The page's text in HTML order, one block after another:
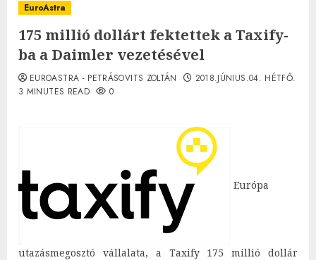
EuroAstra
175 millió dollárt fektettek a Taxify-
ba a Daimler vezetésével
EUROASTRA - PETRÁSOVITS ZOLTÁN
2018.JÚNIUS.04. HÉTFŐ.
3 MINUTES READ
0
Európa
utazásmegosztó vállalata, a Taxify 175 millió dollár